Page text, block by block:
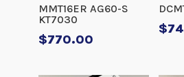
MMT16ER AG60-S
KT7030
$770.00
$